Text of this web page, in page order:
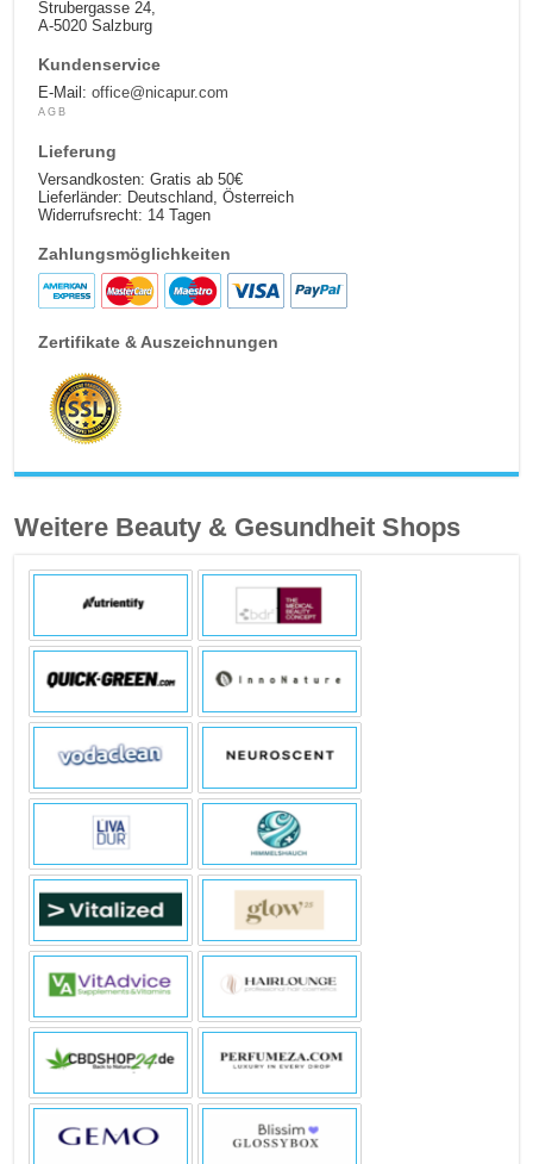
Strubergasse 24,
A-5020 Salzburg
Kundenservice
E-Mail:office@nicapur.com
AGB
Lieferung
Versandkosten: Gratis ab 50€
Lieferländer: Deutschland, Österreich
Widerrufsrecht: 14 Tagen
Zahlungsmöglichkeiten
Zertifikate & Auszeichnungen
Weitere Beauty & Gesundheit Shops